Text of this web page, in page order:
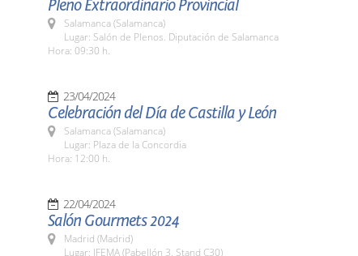
Pleno Extraordinario Provincial
Salamanca (Salamanca)
Lugar: Salón de Plenos. Diputación de Salamanca
Hora: 09:30 h.
23/04/2024
Celebración del Día de Castilla y León
Salamanca (Salamanca)
Lugar: Plaza de la Concordia
Hora: 12:00 h.
22/04/2024
Salón Gourmets 2024
Madrid (Madrid)
Lugar: IFEMA (Pabellón 3, Stand C30)